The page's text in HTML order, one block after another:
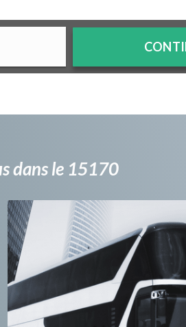
dans le 15170